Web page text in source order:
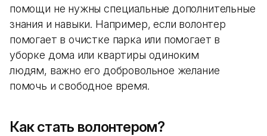
помощи не нужны специальные дополнительные
знания и навыки. Например, если волонтер
помогает в очистке парка или помогает в
уборке дома или квартиры одиноким
людям, важно его добровольное желание
помочь и свободное время.
Как стать волонтером?